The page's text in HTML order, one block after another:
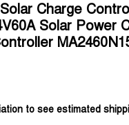
Charge
Solar Power
to see estimated